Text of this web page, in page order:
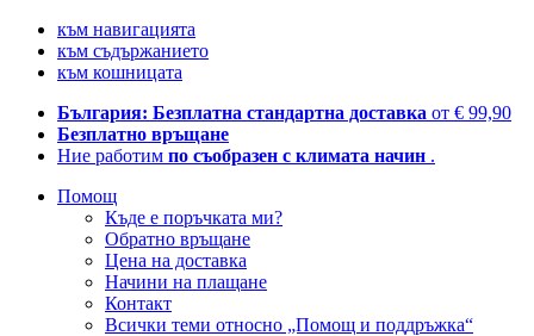
към навигацията
към съдържанието
към кошницата
България: Безплатна стандартна доставка от € 99,90
Безплатно връщане
Ние работим по съобразен с климата начин .
Помощ
Къде е поръчката ми?
Обратно връщане
Цена на доставка
Начини на плащане
Контакт
Всички теми относно „Помощ и поддръжка“